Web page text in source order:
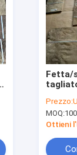
Fetta/
Prezzo:
MOQ:
Ottieni